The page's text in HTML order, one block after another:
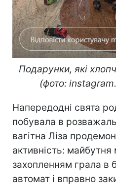
Подарунки, які
(фото:
Напередодні свята
побувала в
вагітна Ліза
активність: майбутня
захопленням грала в
автомат і вправно